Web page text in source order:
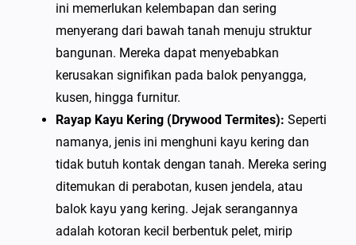
ini memerlukan kelembapan dan sering
menyerang dari bawah tanah menuju struktur
bangunan. Mereka dapat menyebabkan
kerusakan signifikan pada balok penyangga,
kusen, hingga furnitur.
Rayap Kayu Kering (Drywood Termites): Seperti
namanya, jenis ini menghuni kayu kering dan
tidak butuh kontak dengan tanah. Mereka sering
ditemukan di perabotan, kusen jendela, atau
balok kayu yang kering. Jejak serangannya
adalah kotoran kecil berbentuk pelet, mirip